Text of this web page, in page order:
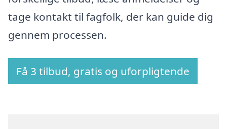
tage kontakt til fagfolk, der kan guide dig
gennem processen.
Få 3 tilbud, gratis og uforpligtende